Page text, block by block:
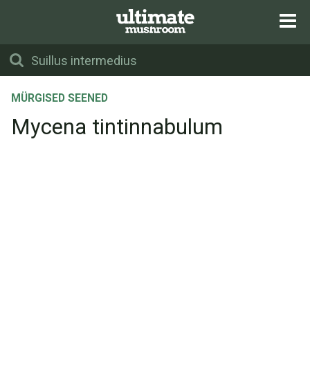
MÜRGISED SEENED
Mycena tintinnabulum